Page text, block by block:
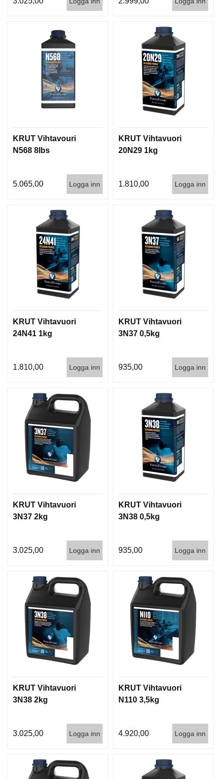
KRUT Vihtavouri
N568 8lbs
5.065,00 Logga inn
KRUT Vihtavuori
20N29 1kg
1.810,00 Logga inn
KRUT Vihtavuori
24N41 1kg
1.810,00 Logga inn
KRUT Vihtavuori
3N37 0,5kg
935,00 Logga inn
KRUT Vihtavuori
3N37 2kg
3.025,00 Logga inn
KRUT Vihtavuori
3N38 0,5kg
935,00 Logga inn
KRUT Vihtavuori
3N38 2kg
3.025,00 Logga inn
KRUT Vihtavuori
N110 3,5kg
4.920,00 Logga inn
N
Å